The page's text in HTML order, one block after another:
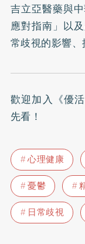
吉立亞醫藥與
應對指南」 以及
常歧視的影響、
歡迎加入 《優
先看！
心理健康
憂鬱
日常歧視